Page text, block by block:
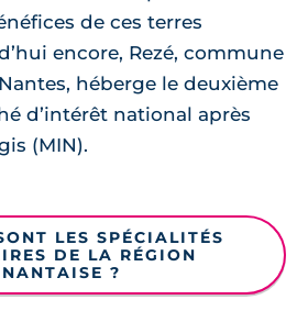
de ces terres
encore, Rezé, commune
héberge le deuxième
d’intérêt national après
(MIN).
LES SPÉCIALITÉS
DE LA RÉGION
NANTAISE ?